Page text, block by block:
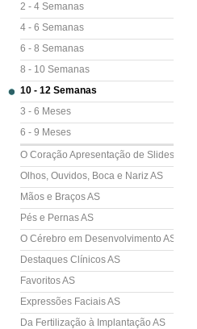
2 - 4 Semanas
4 - 6 Semanas
6 - 8 Semanas
8 - 10 Semanas
10 - 12 Semanas
3 - 6 Meses
6 - 9 Meses
O Coração Apresentação de Slides (AS)
Olhos, Ouvidos, Boca e Nariz AS
Mãos e Braços AS
Pés e Pernas AS
O Cérebro em Desenvolvimento AS
Destaques Clínicos AS
Favoritos AS
Expressões Faciais AS
Da Fertilização à Implantação AS